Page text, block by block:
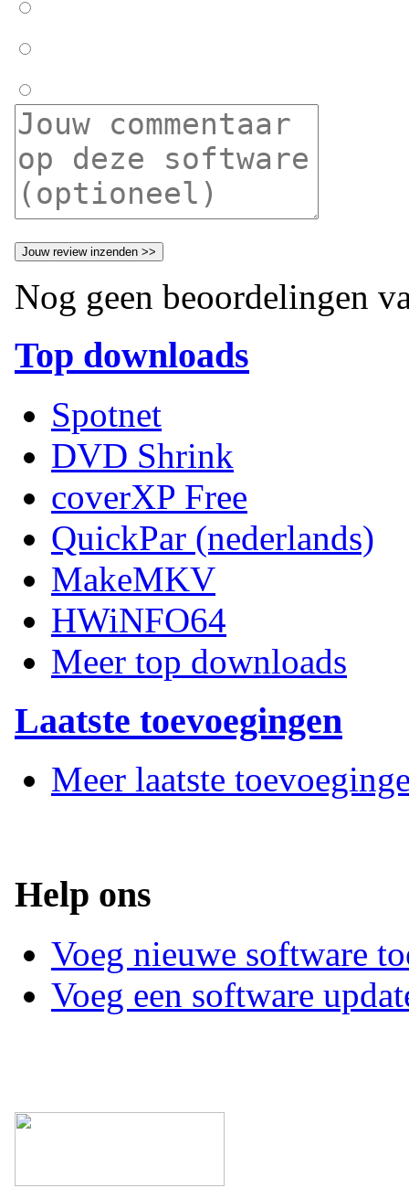
Nog geen beoordelingen
Top downloads
Spotnet
DVD Shrink
coverXP Free
QuickPar (nederlands)
MakeMKV
HWiNFO64
Meer top downloads
Laatste toevoegingen
Meer laatste
Help ons
Voeg nieuwe software
Voeg een software